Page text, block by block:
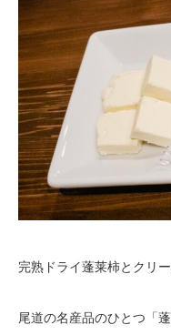
完熟ドライ蓬莱柿とクリー
尾道の名産品のひとつ「